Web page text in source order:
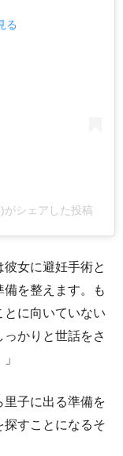
る
がシェアした投稿
彼女に避妊手術と
を整えます。も
とに向いていない
かりと世話をさ
子に出る準備を
すことになるそ